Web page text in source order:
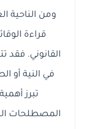
ومن الناحية
قراءة
القانوني. فقد
في النية أو
تبرز
المصطلحات